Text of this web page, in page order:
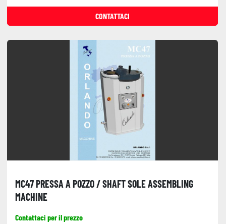
CONTATTACI
MC47 PRESSA A POZZO / SHAFT SOLE ASSEMBLING
MACHINE
Contattaci per il prezzo